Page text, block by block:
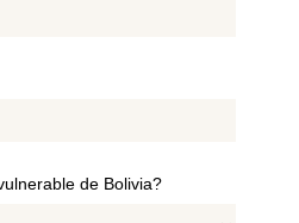
de Bolivia?